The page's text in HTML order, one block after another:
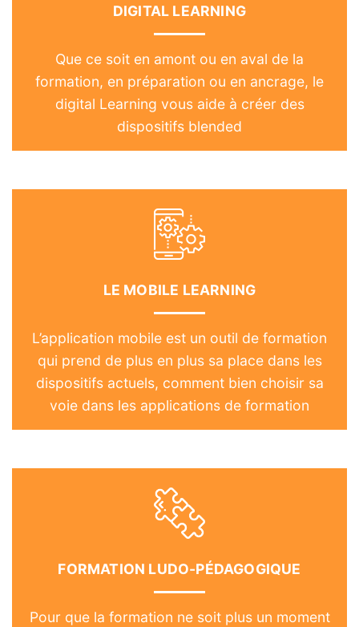
DIGITAL LEARNING
Que ce soit en amont ou en aval de la
formation, en préparation ou en ancrage, le
digital Learning vous aide à créer des
dispositifs blended
LE MOBILE LEARNING
L’application mobile est un outil de formation
qui prend de plus en plus sa place dans les
dispositifs actuels, comment bien choisir sa
voie dans les applications de formation
FORMATION LUDO-PÉDAGOGIQUE
Pour que la formation ne soit plus un moment